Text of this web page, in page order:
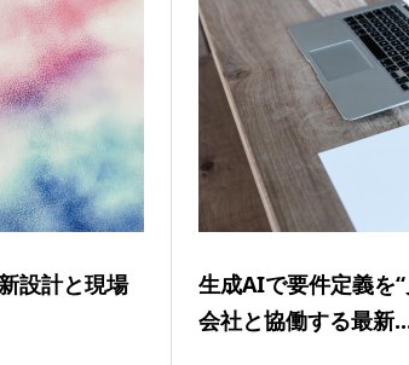
設計と現場
生成AIで要件定義
会社と協働する最新